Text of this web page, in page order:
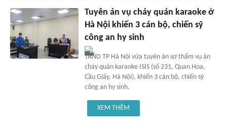
Tuyên án vụ cháy quán karaoke ở
Hà Nội khiến 3 cán bộ, chiến sỹ
công an hy sinh
TAND TP Hà Nội vừa tuyên án sơ thẩm vụ án
cháy quán karaoke ISIS (số 231, Quan Hoa,
Cầu Giấy, Hà Nội), khiến 3 cán bộ, chiến sỹ
công an hy sinh.
XEM THÊM